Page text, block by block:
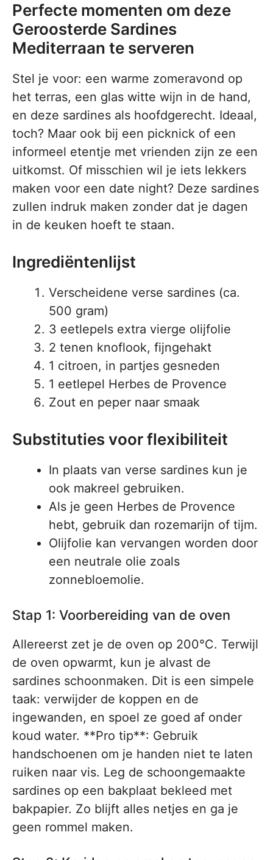
Perfecte momenten om deze
Geroosterde Sardines
Mediterraan te serveren
Stel je voor: een warme zomeravond op
het terras, een glas witte wijn in de hand,
en deze sardines als hoofdgerecht. Ideaal,
toch? Maar ook bij een picknick of een
informeel etentje met vrienden zijn ze een
uitkomst. Of misschien wil je iets lekkers
maken voor een date night? Deze sardines
zullen indruk maken zonder dat je dagen
in de keuken hoeft te staan.
Ingrediëntenlijst
Verscheidene verse sardines (ca.
500 gram)
3 eetlepels extra vierge olijfolie
2 tenen knoflook, fijngehakt
1 citroen, in partjes gesneden
1 eetlepel Herbes de Provence
Zout en peper naar smaak
Substituties voor flexibiliteit
In plaats van verse sardines kun je
ook makreel gebruiken.
Als je geen Herbes de Provence
hebt, gebruik dan rozemarijn of tijm.
Olijfolie kan vervangen worden door
een neutrale olie zoals
zonnebloemolie.
Stap 1: Voorbereiding van de oven
Allereerst zet je de oven op 200°C. Terwijl
de oven opwarmt, kun je alvast de
sardines schoonmaken. Dit is een simpele
taak: verwijder de koppen en de
ingewanden, en spoel ze goed af onder
koud water. **Pro tip**: Gebruik
handschoenen om je handen niet te laten
ruiken naar vis. Leg de schoongemaakte
sardines op een bakplaat bekleed met
bakpapier. Zo blijft alles netjes en ga je
geen rommel maken.